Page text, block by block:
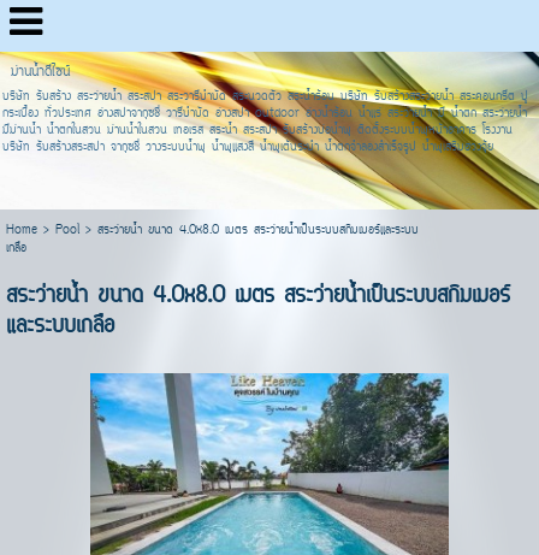
ม่านน้ำดีไซน์
บริษัท รับสร้าง สระว่ายน้ำ สระสปา สระวารีบำบัด สระนวดตัว สระน้ำร้อน บริษัท รับสร้างสระว่ายน้ำ สระคอนกรีต ปู
กระเบื้อง ทั่วประเทศ อ่างสปาจากุซชี่ วารีบำบัด อ่างสปา outdoor อ่างน้ำร้อน น้ำแร่ สระว่ายน้ำ มี น้ำตก สระว่ายน้ำ
มีม่านน้ำ น้ำตกในสวน ม่านน้ำในสวน เทอเรส สระน้ำ สระสปา รับสร้างบ่อน้ำพุ ติดตั้งระบบน้ำพุหน้าอาคาร โรงงาน
บริษัท รับสร้างสระสปา จากุซชี่ วางระบบน้ำพุ น้ำพุแสงสี น้ำพุเต้นระบำ น้ำตกจำลองสำเร็จรูป น้ำพุเสริมฮวงจุ้ย
Home> Pool> สระว่ายน้ำ ขนาด 4.0x8.0 เมตร สระว่ายน้ำเป็นระบบสกิมเมอร์และระบบ
เกลือ
สระว่ายน้ำ ขนาด 4.0x8.0 เมตร สระว่ายน้ำเป็นระบบสกิมเมอร์
และระบบเกลือ